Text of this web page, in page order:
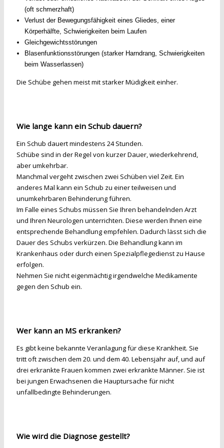
(oft schmerzhaft)
Verlust der Bewegungsfähigkeit eines Gliedes, einer
Körperhälfte, Schwierigkeiten beim Laufen
Gleichgewichtsstörungen
Blasenfunktionsstörungen (starker Harndrang, Schwierigkeiten
beim Wasserlassen)
Die Schübe gehen meist mit starker Müdigkeit einher.
Wie lange kann ein Schub dauern?
Ein Schub dauert mindestens 24 Stunden.
Schübe sind in der Regel von kurzer Dauer, wiederkehrend,
aber umkehrbar.
Manchmal vergeht zwischen zwei Schüben viel Zeit. Ein
anderes Mal kann ein Schub zu einer teilweisen und
unumkehrbaren Behinderung führen.
Im Falle eines Schubs müssen Sie Ihren behandelnden Arzt
und Ihren Neurologen unterrichten. Diese werden Ihnen eine
entsprechende Behandlung empfehlen. Dadurch lässt sich die
Dauer des Schubs verkürzen. Die Behandlung kann im
Krankenhaus oder durch einen Spezialpflegedienst zu Hause
erfolgen.
Nehmen Sie nicht eigenmächtig irgendwelche Medikamente
gegen den Schub ein.
Wer kann an MS erkranken?
Es gibt keine bekannte Veranlagung für diese Krankheit. Sie
tritt oft zwischen dem 20. und dem 40. Lebensjahr auf, und auf
drei erkrankte Frauen kommen zwei erkrankte Männer. Sie ist
bei jungen Erwachsenen die Hauptursache für nicht
unfallbedingte Behinderungen.
Wie wird die Diagnose gestellt?